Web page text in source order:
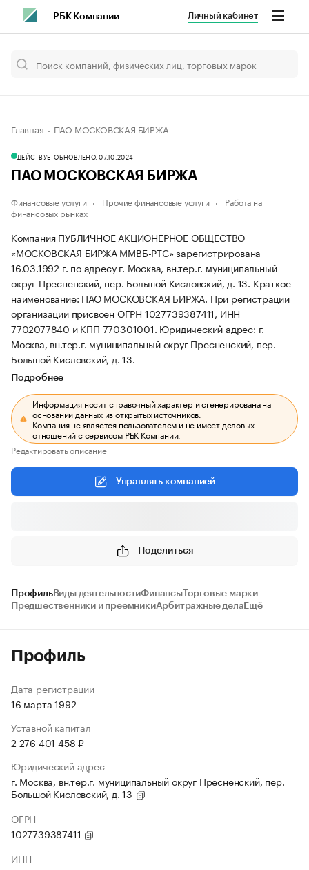
РБК Компании Личный кабинет
Главная ПАО МОСКОВСКАЯ БИРЖА
ДЕЙСТВУЕТОБНОВЛЕНО, 07.10.2024
ПАО МОСКОВСКАЯ БИРЖА
Финансовые услуги Прочие финансовые услуги
Работа на
финансовых рынках
Компания ПУБЛИЧНОЕ АКЦИОНЕРНОЕ ОБЩЕСТВО
«МОСКОВСКАЯ БИРЖА ММВБ-РТС» зарегистрирована
16.03.1992 г. по адресу г. Москва, вн.тер.г. муниципальный
округ Пресненский, пер. Большой Кисловский, д. 13. Краткое
наименование: ПАО МОСКОВСКАЯ БИРЖА. При регистрации
организации присвоен ОГРН 1027739387411, ИНН
7702077840 и КПП 770301001. Юридический адрес: г.
Москва, вн.тер.г. муниципальный округ Пресненский, пер.
Большой Кисловский, д. 13.
Подробнее
Информация носит справочный характер и сгенерирована на
основании данных из открытых источников.
Компания не является пользователем и не имеет деловых
отношений с сервисом РБК Компании.
Редактировать описание
Управлять компанией
Поделиться
ПрофильВиды деятельностиФинансыТорговые марки
Предшественники и преемникиАрбитражные дела Ещё
Профиль
Дата регистрации
16 марта 1992
Уставной капитал
2 276 401 458 ₽
Юридический адрес
г. Москва, вн.тер.г. муниципальный округ Пресненский, пер.
Большой Кисловский, д. 13
ОГРН
1027739387411
ИНН